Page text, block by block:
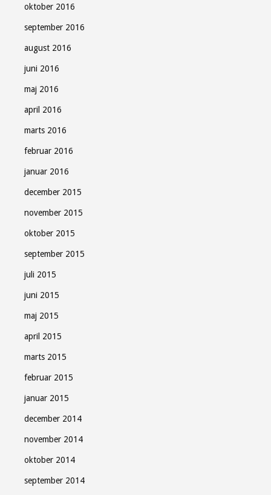
oktober 2016
september 2016
august 2016
juni 2016
maj 2016
april 2016
marts 2016
februar 2016
januar 2016
december 2015
november 2015
oktober 2015
september 2015
juli 2015
juni 2015
maj 2015
april 2015
marts 2015
februar 2015
januar 2015
december 2014
november 2014
oktober 2014
september 2014